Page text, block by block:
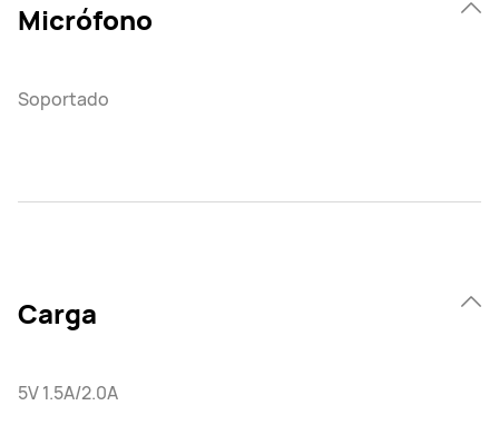
Micrófono
Soportado
Carga
5V 1.5A/2.0A